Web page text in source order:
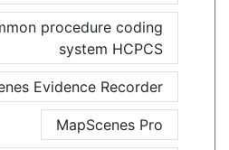
procedure coding
system HCPCS
Evidence Recorder
MapScenes Pro